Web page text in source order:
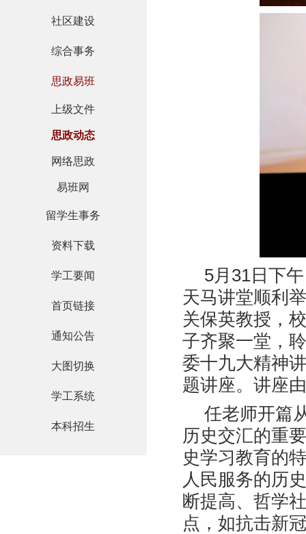
社区建设
综合事务
思政易班
上级文件
思政动态
网络思政
易班网
留学生事务
资料下载
学工要闻
首页链接
通知公告
大图切换
学工系统
本科招生
5月31日下
天马讲堂顺利
关保英教授，
子齐聚一堂，
委十九大精神
题讲座。讲座
任老师开篇
历史交汇的重
史学习教育的
人民服务的历
断提高、哲学
点，如抗击新